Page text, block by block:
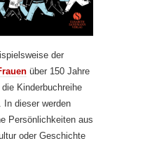
der
über 150 Jahre
Kinderbuchreihe
. In dieser werden
Persönlichkeiten aus
oder Geschichte